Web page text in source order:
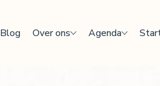
Blog Over ons Agenda